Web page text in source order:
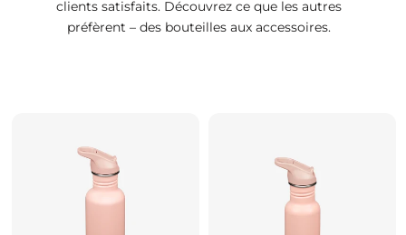
clients satisfaits. Découvrez ce que les autres
préfèrent – ​​des bouteilles aux accessoires.